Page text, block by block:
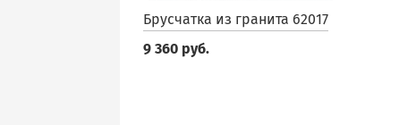
Брусчатка из гранита 62017
9 360 руб.